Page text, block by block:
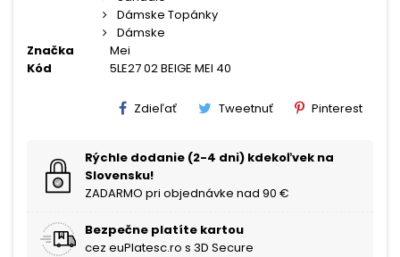
Dámske Topánky
Dámske
Značka
Mei
Kód
5LE27 02 BEIGE MEI 40
Zdieľať Tweetnuť Pinterest
Rýchle dodanie (2-4 dni) kdekoľvek na
Slovensku!
ZADARMO pri objednávke nad 90 €
Bezpečne platíte kartou
cez euPlatesc.ro s 3D Secure